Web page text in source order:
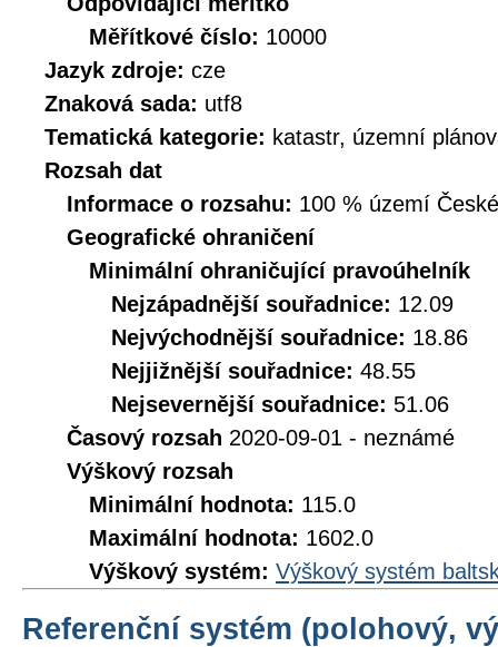
Měřítkové číslo: 10000
Jazyk zdroje: cze
Znaková sada: utf8
Tematická kategorie: katastr, územní
Rozsah dat
Informace o rozsahu: 100 % území
Geografické ohraničení
Minimální ohraničující pravoúhelník
Nejzápadnější souřadnice: 12.09
Nejvýchodnější souřadnice: 18.86
Nejjižnější souřadnice: 48.55
Nejsevernější souřadnice: 51.06
Časový rozsah 2020-09-01 - neznámé
Výškový rozsah
Minimální hodnota: 115.0
Maximální hodnota: 1602.0
Výškový systém: Výškový systém
Referenční systém (polohový,